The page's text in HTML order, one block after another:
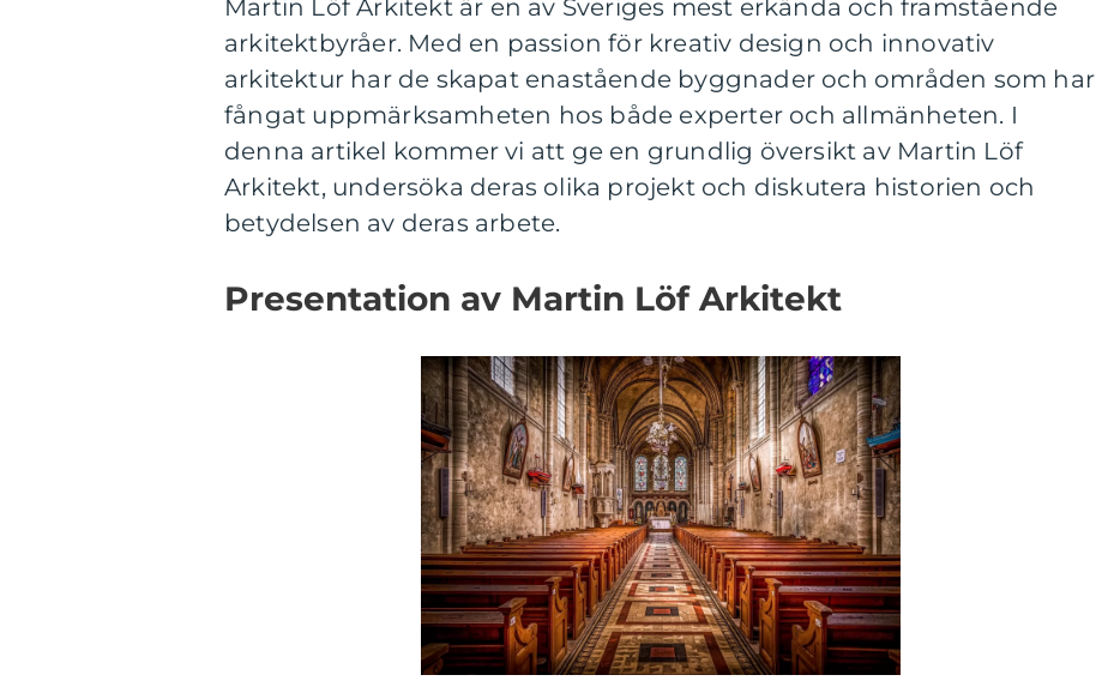
Martin Löf Arkitekt är en av Sveriges mest erkända och framstående
arkitektbyråer. Med en passion för kreativ design och innovativ
arkitektur har de skapat enastående byggnader och områden som har
fångat uppmärksamheten hos både experter och allmänheten. I
denna artikel kommer vi att ge en grundlig översikt av Martin Löf
Arkitekt, undersöka deras olika projekt och diskutera historien och
betydelsen av deras arbete.
Presentation av Martin Löf Arkitekt